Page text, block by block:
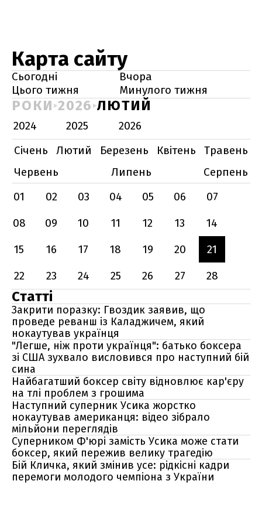
Карта сайту
Сьогодні
Вчора
Цього тижня
Минулого тижня
РОКИ 2026 ЛЮТИЙ
2024 2025
2026
Січень
Лютий Березень Квітень
Травень
Червень
Липень
Серпень
01
02 03 04 05 06
07
08
09 10 11 12 13
14
15
16 17 18 19 20
21
22
23 24 25 26 27 28
Статті
Закрити поразку: Гвоздик заявив, що
проведе реванш із Каладжичем, який
нокаутував українця
"Легше, ніж проти українця": батько боксера
зі США зухвало висловився про наступний бій
сина
Найбагатший боксер світу відновлює кар'єру
на тлі проблем з грошима
Наступний суперник Усика жорстко
нокаутував американця: відео зібрало
мільйони переглядів
Суперником Ф'юрі замість Усика може стати
боксер, який пережив велику трагедію
Бій Кличка, який змінив усе: рідкісні кадри
перемоги молодого чемпіона з України